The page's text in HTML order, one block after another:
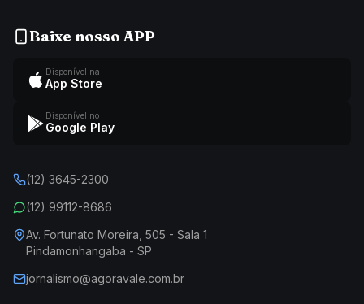
Baixe nosso APP
Disponível na
App Store
Disponível no
Google Play
(12) 3645-2300
(12) 99112-8686
Av. Fortunato Moreira, 505 - Sala 1
Pindamonhangaba - SP
jornalismo@agoravale.com.br